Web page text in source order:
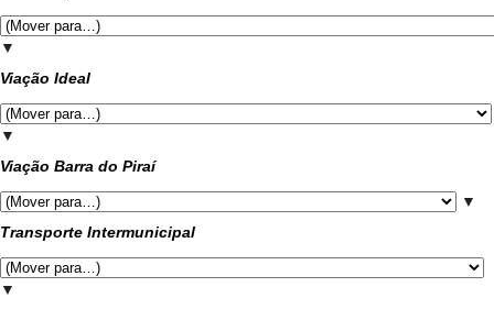
▼
Viação Ideal
▼
Viação Barra do Piraí
▼
Transporte Intermunicipal
▼